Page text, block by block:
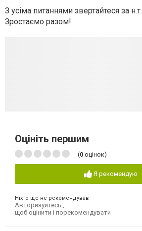
З усіма питаннями звертайтеся за н.т.
Зростаємо разом!
Оцініть першим
(0 оцінок)
Я рекомендую
Ніхто ще не рекомендував
Авторизуйтесь ,
щоб оцінити і порекомендувати